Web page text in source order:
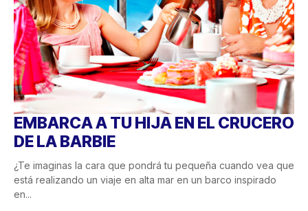
EMBARCA A TU HIJA EN EL CRUCERO
DE LA BARBIE
¿Te imaginas la cara que pondrá tu pequeña cuando vea que
está realizando un viaje en alta mar en un barco inspirado
en...